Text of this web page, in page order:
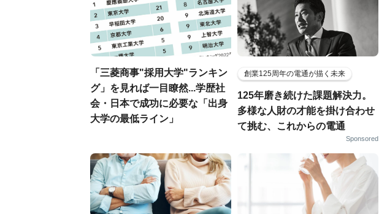
「三菱商事"採用大学"ランキン
グ」を見れば一目瞭然...学歴社
会・日本で成功に必要な「出身
大学の最低ライン」
創業125周年の電通が描く未来
125年磨き続けた課題解決力。
多様な人財の才能を掛け合わせ
て挑む、これからの電通
Sponsored